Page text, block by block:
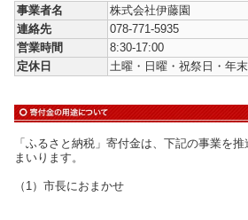
事業者名
株式会社伊藤園
連絡先
078-771-5935
営業時間
8:30-17:00
定休日
土曜・日曜・祝祭日・年
「ふるさと納税」寄付金は、下記の事業を
まいります。
（1）市長におまかせ